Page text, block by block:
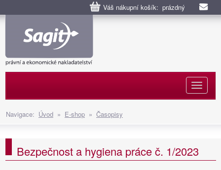
Váš nákupní košík: prázdný
Navigace: Úvod » E-shop » Časopisy
Bezpečnost a hygiena práce č. 1/2023